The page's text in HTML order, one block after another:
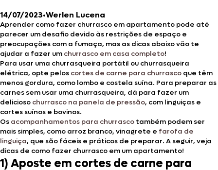
14/07/2023•Werlen Lucena
Aprender como fazer churrasco em apartamento pode até
parecer um desafio devido às restrições de espaço e
preocupações com a fumaça, mas as dicas abaixo vão te
ajudar a fazer um churrasco em casa completo!
Para usar uma churrasqueira portátil ou churrasqueira
elétrica, opte pelos cortes de carne para churrasco que têm
menos gordura, como lombo e costela suína. Para preparar as
carnes sem usar uma churrasqueira, dá para fazer um
delicioso churrasco na panela de pressão, com linguiças e
cortes suínos e bovinos.
Os acompanhamentos para churrasco também podem ser
mais simples, como arroz branco, vinagrete e farofa de
linguiça, que são fáceis e práticos de preparar. A seguir, veja
dicas de como fazer churrasco em um apartamento!
1) Aposte em cortes de carne para